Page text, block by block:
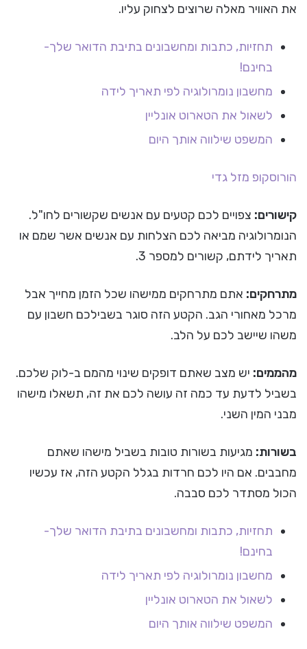
את האוויר מאלה שרוצים לצחוק עליו.
תחזיות, כתבות ומחשבונים בתיבת הדואר שלך-
בחינם!
מחשבון נומרולוגיה לפי תאריך לידה
לשאול את הטארוט אונליין
המשפט שילווה אותך היום
הורוסקופ מזל גדי
קישורים: צפויים לכם קטעים עם אנשים שקשורים לחו"ל.
הנומרולוגיה מביאה לכם הצלחות עם אנשים אשר שמם או
תאריך לידתם, קשורים למספר 3.
מתרחקים: אתם מתרחקים ממישהו שכל הזמן מחייך אבל
מרכל מאחורי הגב. הקטע הזה סוגר בשבילכם חשבון עם
משהו שיישב לכם על הלב.
מהממים: יש מצב שאתם דופקים שינוי מהמם ב-לוק שלכם.
בשביל לדעת עד כמה זה עושה לכם את זה, תשאלו מישהו
מבני המין השני.
בשורות: מגיעות בשורות טובות בשביל מישהו שאתם
מחבבים. אם היו לכם חרדות בגלל הקטע הזה, אז עכשיו
הכול מסתדר לכם סבבה.
תחזיות, כתבות ומחשבונים בתיבת הדואר שלך-
בחינם!
מחשבון נומרולוגיה לפי תאריך לידה
לשאול את הטארוט אונליין
המשפט שילווה אותך היום